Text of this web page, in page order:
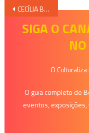
Navegação
CECÍLIA BARRETO LANÇA SEU 2º DISCO AUTORAL COM SHOW NO CINE THEATRO BRASIL
SIGA O
O
O guia completo de
eventos,